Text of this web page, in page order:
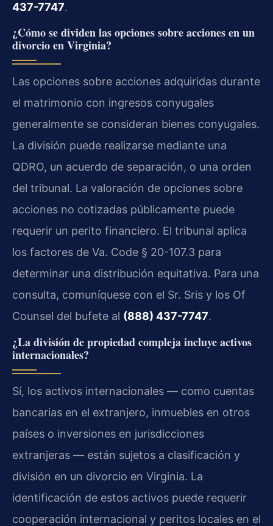
437-7747.
¿Cómo se dividen las opciones sobre acciones en un
divorcio en Virginia?
Las opciones sobre acciones adquiridas durante
el matrimonio con ingresos conyugales
generalmente se consideran bienes conyugales.
La división puede realizarse mediante una
QDRO, un acuerdo de separación, o una orden
del tribunal. La valoración de opciones sobre
acciones no cotizadas públicamente puede
requerir un perito financiero. El tribunal aplica
los factores de Va. Code § 20-107.3 para
determinar una distribución equitativa. Para una
consulta, comuníquese con el Sr. Sris y los Of
Counsel del bufete al (888) 437-7747.
¿La división de propiedad compleja incluye activos
internacionales?
Sí, los activos internacionales — como cuentas
bancarias en el extranjero, inmuebles en otros
países o inversiones en jurisdicciones
extranjeras — están sujetos a clasificación y
división en un divorcio en Virginia. La
identificación de estos activos puede requerir
cooperación internacional y peritos locales en el